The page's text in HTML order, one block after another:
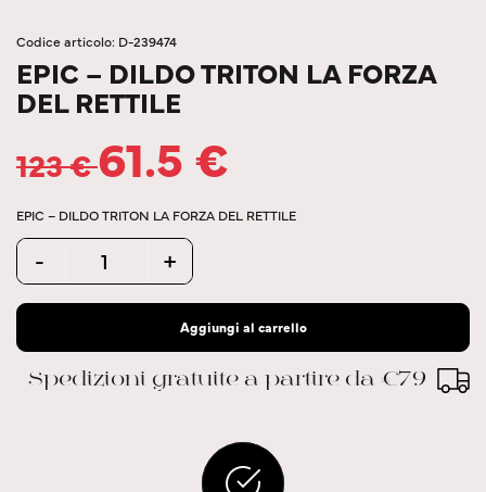
Codice articolo: D-239474
EPIC – DILDO TRITON LA FORZA
DEL RETTILE
123€61.5€
EPIC – DILDO TRITON LA FORZA DEL RETTILE
Quantity
- +
Aggiungi al carrello
Spedizioni gratuite a partire da €79